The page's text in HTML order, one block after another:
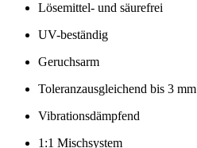
Lösemittel- und säurefrei
UV-beständig
Geruchsarm
Toleranzausgleichend bis 3 mm
Vibrationsdämpfend
1:1 Mischsystem